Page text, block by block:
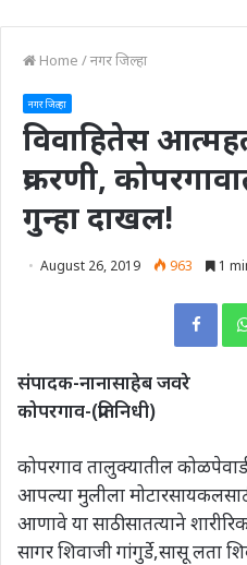
Home /नगर जिल्हा
नगर जिल्हा
विवाहितेस
प्रकरणी,
गुन्हा दाखल!
August 26, 2019 963 1
संपादक-नानासाहेब जवरे
कोपरगाव-(प्रतिनिधी)
कोपरगाव तालुक्यातील
आपल्या मुलीला
आणावे या साठी सातत्याने
सागर शिवाजी गांगुर्डे,सासू लता